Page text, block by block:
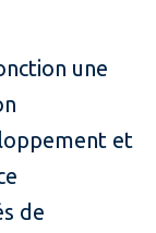
une
et
de